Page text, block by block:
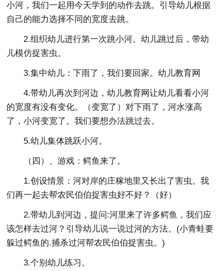
小河，我们一起用今天学到的动作去跳。引导幼儿根据
自己的能力选择不同的宽度去跳。
2.组织幼儿进行第一次跳小河。幼儿跳过后，带幼
儿模仿捉害虫。
3.集中幼儿：下雨了，我们要回家。幼儿教育网
4.带幼儿再次到河边，幼儿教育网让幼儿看看小河
的宽度有没有变化。（变宽了）对下雨了，河水涨高
了，小河变宽了。我们要想办法跳过去。
5.幼儿集体跳跃小河。
（四）、游戏：鳄鱼来了。
1.创设情景：河对岸的庄稼地里又长出了害虫。我
们再一起去帮农民伯伯捉害虫好不好？（好）
2.带幼儿到河边，提问:河里来了许多鳄鱼，我们应
该怎样去过河？引导幼儿说一说过河的方法。(小青蛙要
躲过鳄鱼的.捕杀过河帮农民伯伯捉害虫。)
3.个别幼儿练习。